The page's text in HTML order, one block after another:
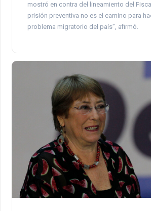
mostró en contra del lineamiento del
prisión preventiva no es el camino para
problema migratorio del país”, afirmó.